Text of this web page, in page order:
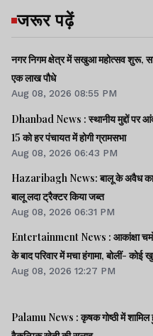
जरूर पढ़ें
नगर निगम क्षेत्र में सखुआ महोत्सव शुरू,
एक लाख पौधे
Aug 08, 2026 08:55 PM
Dhanbad News : स्थानीय मुद्दों पर
15 को हर पंचायत में होगी ग्रामसभा
Aug 08, 2026 06:43 PM
Hazaribagh News: बालू के अवैध
बालू लदा ट्रैक्टर किया जब्त
Aug 08, 2026 06:31 PM
Entertainment News : आकांक्षा चमोला के लॉकअप 2
के बाद
Aug 08, 2026 12:27 PM
Palamu News : कृषक गोष्ठी में शामिल